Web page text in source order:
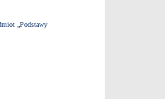
„Podstawy